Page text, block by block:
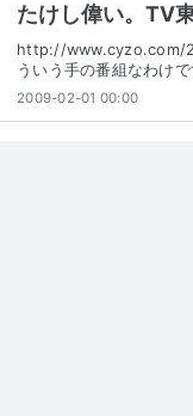
たけし偉い。TV
http://www.cyzo.com/
ういう手の番組なわけ
2009-02-01 00:00